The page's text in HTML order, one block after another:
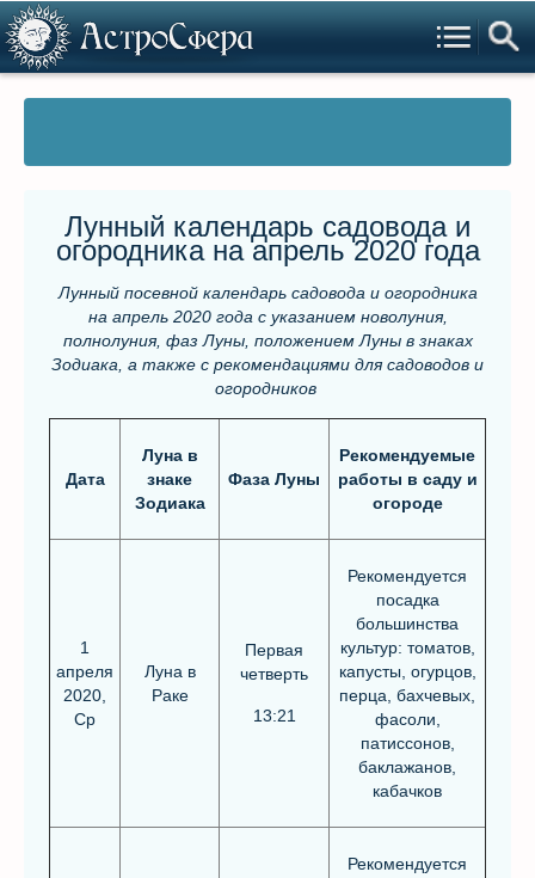
Лунный календарь садовода и
огородника на апрель 2020 года
Лунный посевной календарь садовода и огородника
на апрель 2020 года с указанием новолуния,
полнолуния, фаз Луны, положением Луны в знаках
Зодиака, а также с рекомендациями для садоводов и
огородников
Дата
Луна в
знаке
Зодиака
Фаза Луны
Рекомендуемые
работы в саду и
огороде
1
апреля
2020,
Ср
Луна в
Раке
Первая
четверть
13:21
Рекомендуется
посадка
большинства
культур: томатов,
капусты, огурцов,
перца, бахчевых,
фасоли,
патиссонов,
баклажанов,
кабачков
Рекомендуется